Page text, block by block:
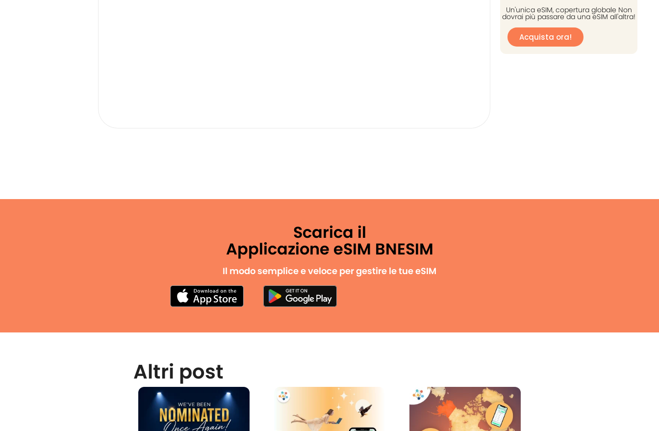
Un'unica eSIM, copertura globale Non
dovrai più passare da una eSIM all'altra!
Acquista ora!
Scarica il
Applicazione eSIM BNESIM
Il modo semplice e veloce per gestire le tue eSIM
Altri post